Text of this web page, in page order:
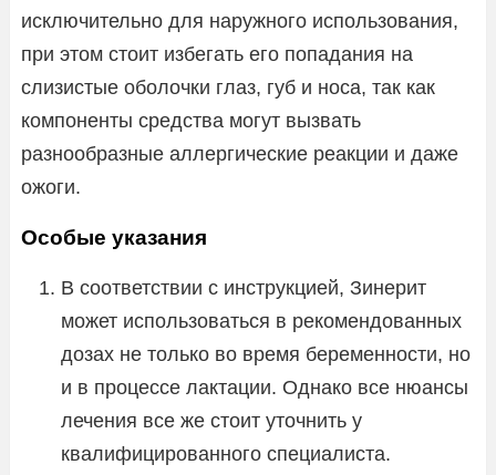
исключительно для наружного использования,
при этом стоит избегать его попадания на
слизистые оболочки глаз, губ и носа, так как
компоненты средства могут вызвать
разнообразные аллергические реакции и даже
ожоги.
Особые указания
В соответствии с инструкцией, Зинерит
может использоваться в рекомендованных
дозах не только во время беременности, но
и в процессе лактации. Однако все нюансы
лечения все же стоит уточнить у
квалифицированного специалиста.